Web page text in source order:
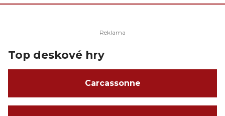
Top deskové hry
Carcassonne